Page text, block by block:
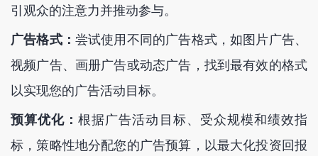
引观众的注意力并推动参与。
广告格式： 尝试使用不同的广告格式，如图片广告、
视频广告、画册广告或动态广告，找到最有效的格式
以实现您的广告活动目标。
预算优化：根据广告活动目标、受众规模和绩效指
标，策略性地分配您的广告预算，以最大化投资回报